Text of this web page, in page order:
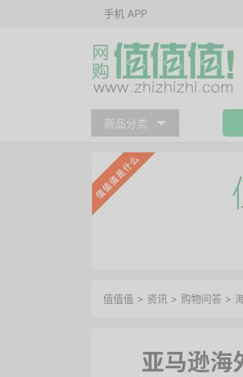
手机 APP
商品分类
值值值 > 资讯 > 购物问答 >
亚马逊海